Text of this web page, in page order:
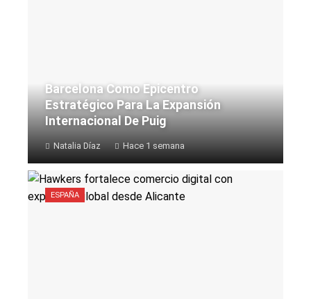
Barcelona Como Epicentro
Estratégico Para La Expansión
Internacional De Puig
Natalia Díaz Hace 1 semana
ESPAÑA